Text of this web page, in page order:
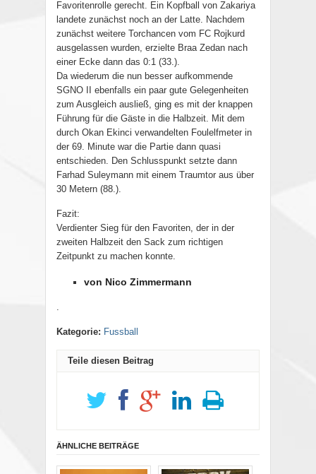
Favoritenrolle gerecht. Ein Kopfball von Zakariya
landete zunächst noch an der Latte. Nachdem
zunächst weitere Torchancen vom FC Rojkurd
ausgelassen wurden, erzielte Braa Zedan nach
einer Ecke dann das 0:1 (33.).
Da wiederum die nun besser aufkommende
SGNO II ebenfalls ein paar gute Gelegenheiten
zum Ausgleich ausließ, ging es mit der knappen
Führung für die Gäste in die Halbzeit. Mit dem
durch Okan Ekinci verwandelten Foulelfmeter in
der 69. Minute war die Partie dann quasi
entschieden. Den Schlusspunkt setzte dann
Farhad Suleymann mit einem Traumtor aus über
30 Metern (88.).
Fazit:
Verdienter Sieg für den Favoriten, der in der
zweiten Halbzeit den Sack zum richtigen
Zeitpunkt zu machen konnte.
von Nico Zimmermann
.
Kategorie: Fussball
Teile diesen Beitrag
ÄHNLICHE BEITRÄGE